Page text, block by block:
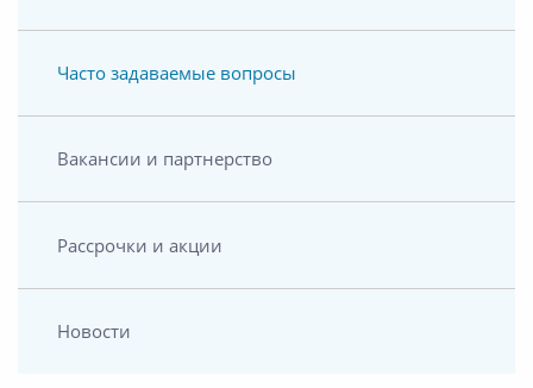
Часто задаваемые вопросы
Вакансии и партнерство
Рассрочки и акции
Новости